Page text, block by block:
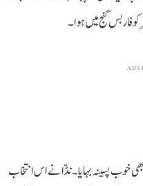
پسینہ بہایا۔ نڈّا نے اس انتخاب